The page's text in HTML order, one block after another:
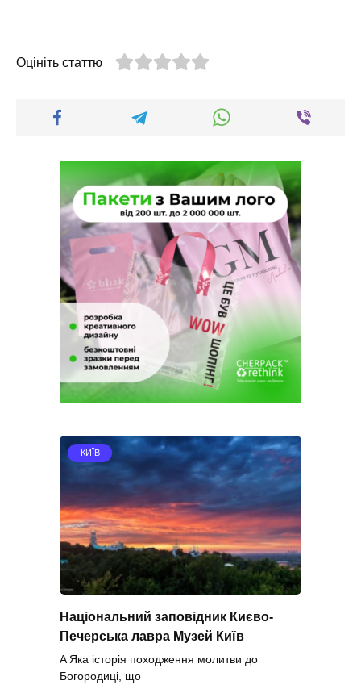
Оцініть статтю
КИЇВ
Національний заповідник Києво-
Печерська лавра Музей Київ
A Яка історія походження молитви до
Богородиці, що